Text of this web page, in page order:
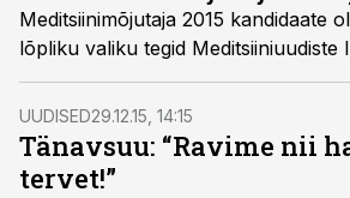
Meditsiinimõjutaja 2015 kandidaate
lõpliku valiku tegid Meditsiiniuudiste
UUDISED29.12.15, 14:15
Tänavsuu: “Ravime nii
tervet!”